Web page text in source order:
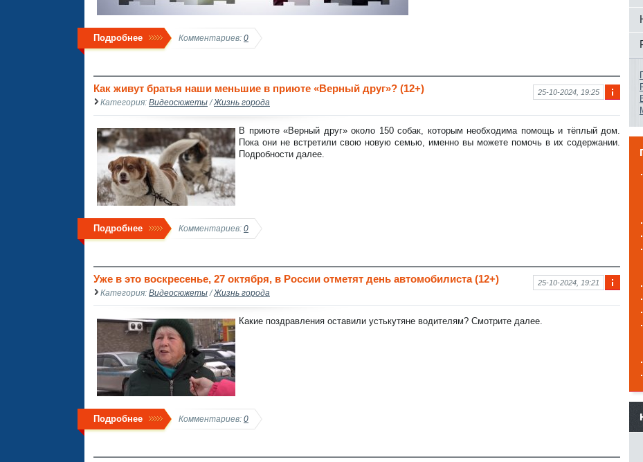
Подробнее Комментариев: 0
фо
аци
я к
25-10-2024, 19:25
Как живут братья наши меньшие в приюте «Верный друг»? (12+)
Категория: Видеосюжеты /Жизнь города
В приюте «Верный друг» около 150 собак, которым необходима помощь и тёплый дом.
Пока они не встретили свою новую семью, именно вы можете помочь в их содержании.
Подробности далее.
Подробнее Комментариев: 0
фо
25-10-2024, 19:21
Уже в это воскресенье, 27 октября, в России отметят день автомобилиста (12+)
Категория: Видеосюжеты /Жизнь города
Какие поздравления оставили устькутяне водителям? Смотрите далее.
Подробнее Комментариев: 0